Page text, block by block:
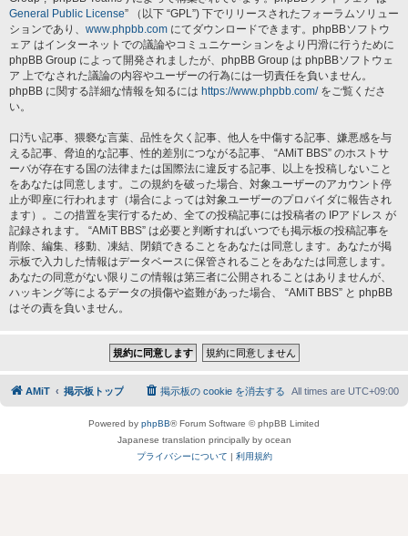
General Public License” （以下 “GPL”) 下でリリースされたフォーラムソリュー
ションであり、 www.phpbb.com にてダウンロードできます。phpBBソフトウ
ェア はインターネットでの議論やコミュニケーションをより円滑に行うために
phpBB Group によって開発されましたが、phpBB Group は phpBBソフトウェ
ア 上でなされた議論の内容やユーザーの行為には一切責任を負いません。
phpBB に関する詳細な情報を知るには https://www.phpbb.com/をご覧くださ
い。
口汚い記事、猥褻な言葉、品性を欠く記事、他人を中傷する記事、嫌悪感を与
える記事、脅迫的な記事、性的差別につながる記事、 “AMiT BBS” のホストサ
ーバが存在する国の法律または国際法に違反する記事、以上を投稿しないこと
をあなたは同意します。この規約を破った場合、対象ユーザーのアカウント停
止が即座に行われます（場合によっては対象ユーザーのプロバイダに報告され
ます）。この措置を実行するため、全ての投稿記事には投稿者の IPアドレス が
記録されます。 “AMiT BBS” は必要と判断すればいつでも掲示板の投稿記事を
削除、編集、移動、凍結、閉鎖できることをあなたは同意します。あなたが掲
示板で入力した情報はデータベースに保管されることをあなたは同意します。
あなたの同意がない限りこの情報は第三者に公開されることはありませんが、
ハッキング等によるデータの損傷や盗難があった場合、 “AMiT BBS” と phpBB
はその責を負いません。
AMiT 掲示板トップ All times are UTC+09:00
掲示板の cookie を消去する
Powered by phpBB® Forum Software © phpBB Limited
Japanese translation principally by ocean
プライバシーについて | 利用規約